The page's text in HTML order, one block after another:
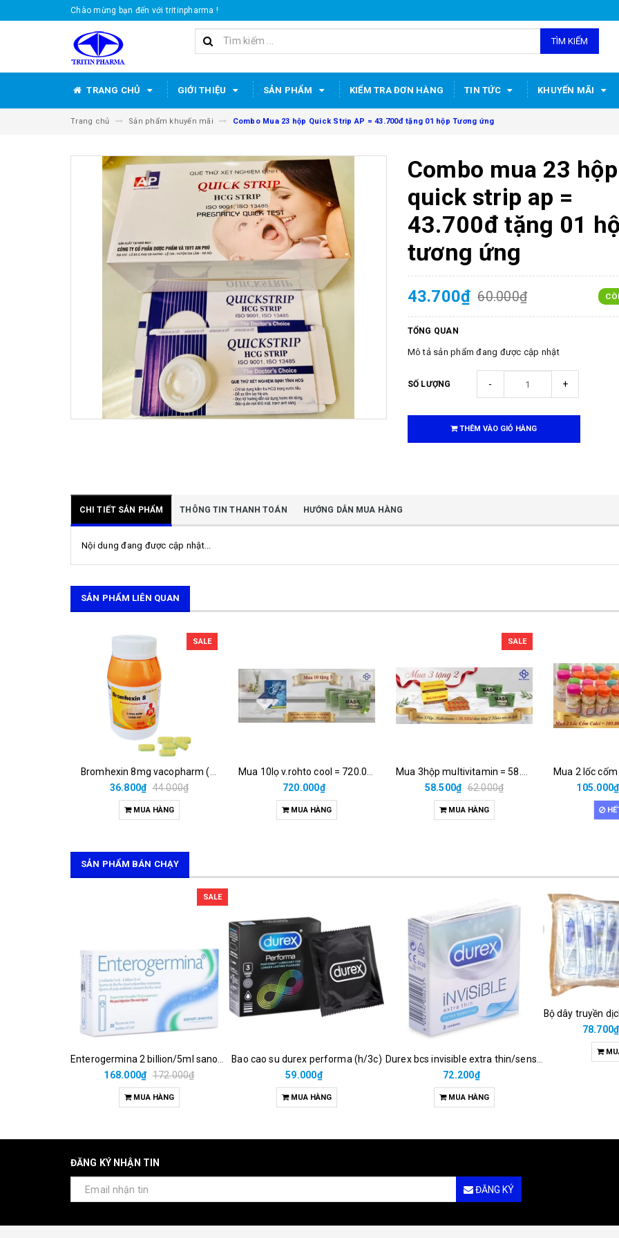
Chào mừng bạn đến với tritinpharma !
TÌM KIẾM
TRANG CHỦ GIỚI THIỆU SẢN PHẨM KIỂM TRA ĐƠN HÀNG TIN TỨC KHUYẾN MÃI
Trang chủ Sản phẩm khuyến mãi Combo Mua 23 hộp Quick Strip AP = 43.700đ tặng 01 hộp Tương ứng
Combo mua 23 hộp
quick strip ap =
43.700đ tặng 01
tương ứng
43.700₫ 60.000₫
TỔNG QUAN
Mô tả sản phẩm đang được cập nhật
SỐ LƯỢNG - +
THÊM VÀO GIỎ HÀNG
CHI TIẾT SẢN PHẨM THÔNG TIN THANH TOÁN HƯỚNG DẪN MUA HÀNG
Nội dung đang được cập nhật...
SẢN PHẨM LIÊN QUAN
SALE
36.800₫ 44.000₫
MUA HÀNG
720.000₫
MUA HÀNG
SALE
58.500₫ 62.000₫
MUA HÀNG
105.000₫
SẢN PHẨM BÁN CHẠY
SALE
168.000₫ 172.000₫
MUA HÀNG
Bao cao su durex performa (h/3c)
59.000₫
MUA HÀNG
72.200₫
MUA HÀNG
Bộ dây truyền
78.700₫
ĐĂNG KÝ NHẬN TIN
ĐĂNG KÝ